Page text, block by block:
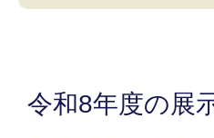
令和8年度の展